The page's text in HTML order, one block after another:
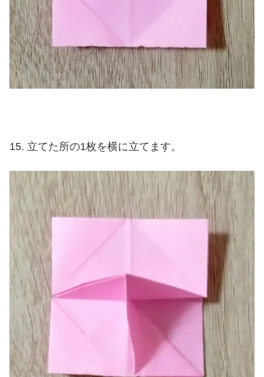
立てた所の1枚を横に立てます。